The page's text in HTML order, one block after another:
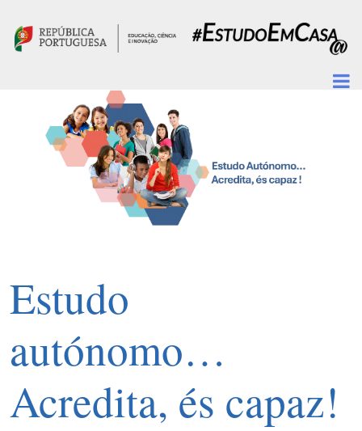
Estudo
autónomo…
Acredita, és capaz!